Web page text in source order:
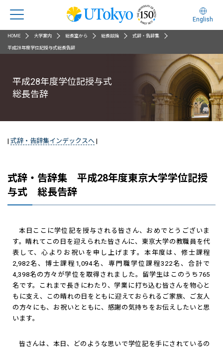
English
HOME 大学案内 総長室から 総長談論 式辞・告辞集
平成28年度学位記授与式総長告辞
平成28年度学位記授与式
総長告辞
| 式辞・告辞集インデックスへ |
式辞・告辞集 平成28年度東京大学学位記授
与式 総長告辞
本日ここに学位記を授与される皆さん、おめでとうございま
す。晴れてこの日を迎えられた皆さんに、東京大学の教職員を代
表して、心よりお祝いを申し上げます。本年度は、修士課程
2,982名、博士課程1,094名、専門職学位課程322名、合計で
4,398名の方々が学位を取得されました。留学生はこのうち765
名です。これまで長きにわたり、学業に打ち込む皆さんを物心と
もに支え、この晴れの日をともに迎えておられるご家族、ご友人
の方々にも、お祝いとともに、感謝の気持ちをお伝えしたいと思
います。
皆さんは、本日、どのような思いで学位記を手にされているの